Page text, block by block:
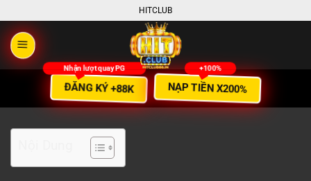
qua
nội
dung
HITCLUB
ĐĂNG KÝ +88K NẠP TIỀN X200%